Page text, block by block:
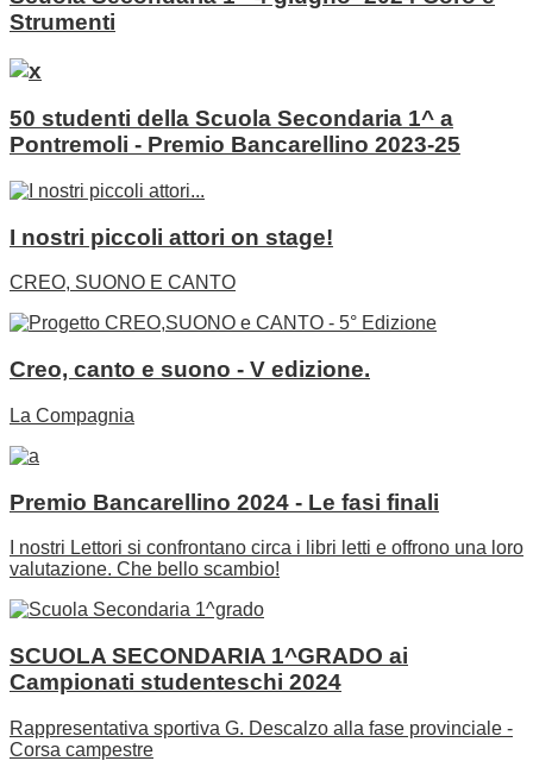
Strumenti
50 studenti della Scuola Secondaria 1^ a
Pontremoli - Premio Bancarellino 2023-25
I nostri piccoli attori on stage!
CREO, SUONO E CANTO
Creo, canto e suono - V edizione.
La Compagnia
Premio Bancarellino 2024 - Le fasi finali
I nostri Lettori si confrontano circa i libri letti e offrono una loro
valutazione. Che bello scambio!
SCUOLA SECONDARIA 1^GRADO ai
Campionati studenteschi 2024
Rappresentativa sportiva G. Descalzo alla fase provinciale -
Corsa campestre